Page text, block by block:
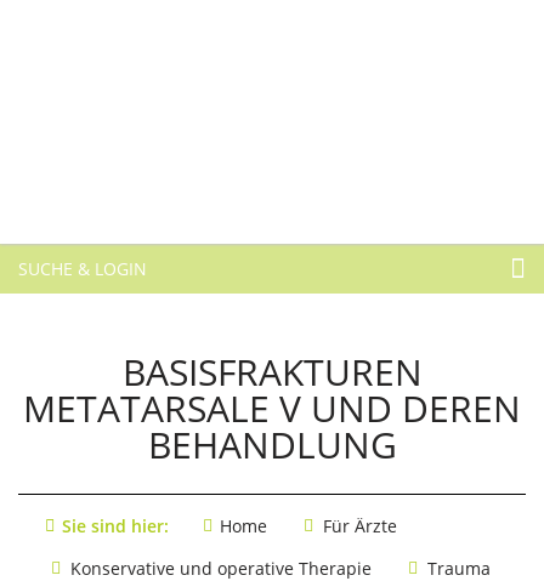
SUCHE & LOGIN
BASISFRAKTUREN
METATARSALE V UND DEREN
BEHANDLUNG
Sie sind hier: Home
Für Ärzte
Konservative und operative Therapie
Trauma